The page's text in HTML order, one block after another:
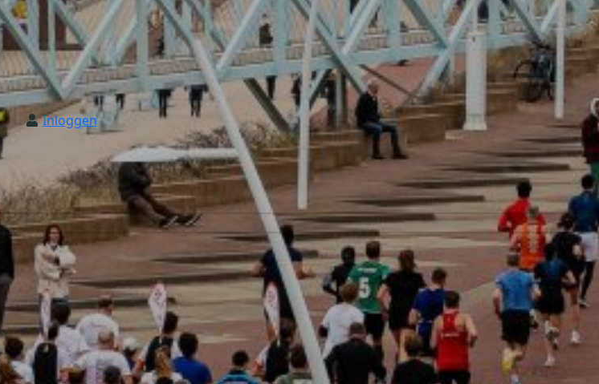
Inloggen